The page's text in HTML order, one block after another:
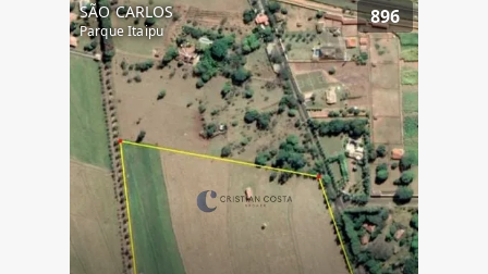
SÃO CARLOS
Parque Itaipu
896